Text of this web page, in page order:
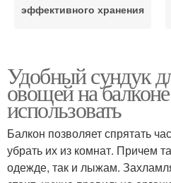
эффективного хранения
Удобный сундук
овощей на
использовать
Балкон позволяет спрятать
убрать их из комнат. Причем
одежде, так и лыжам.